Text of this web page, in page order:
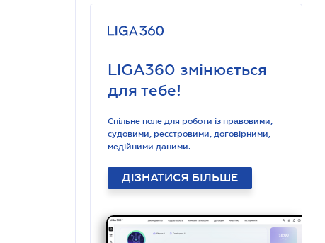
LIGA360 змінюється
для тебе!
Спільне поле для роботи із правовими,
судовими, реєстровими, договірними,
медійними даними.
ДІЗНАТИСЯ БІЛЬШЕ